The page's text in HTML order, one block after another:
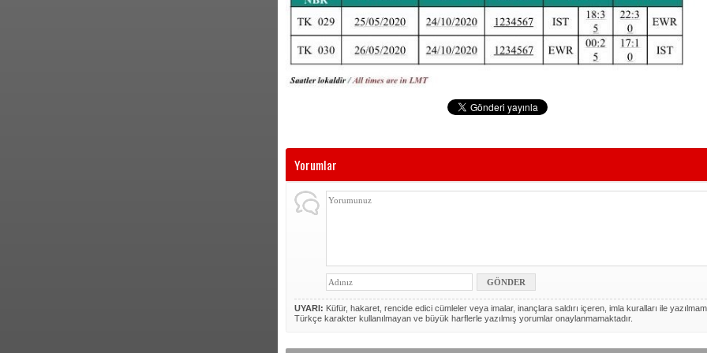
Yorumlar
UYARI: Küfür, hakaret, rencide edici cümleler veya imalar, inançlara saldırı içeren, imla kuralları ile
Türkçe karakter kullanılmayan ve büyük harflerle yazılmış yorumlar onaylanmamaktadır.